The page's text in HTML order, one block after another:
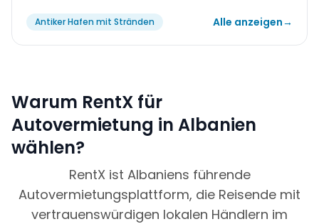
Antiker Hafen mit Stränden Alle anzeigen→
Warum RentX für
Autovermietung in Albanien
wählen?
RentX ist Albaniens führende
Autovermietungsplattform, die Reisende mit
vertrauenswürdigen lokalen Händlern im